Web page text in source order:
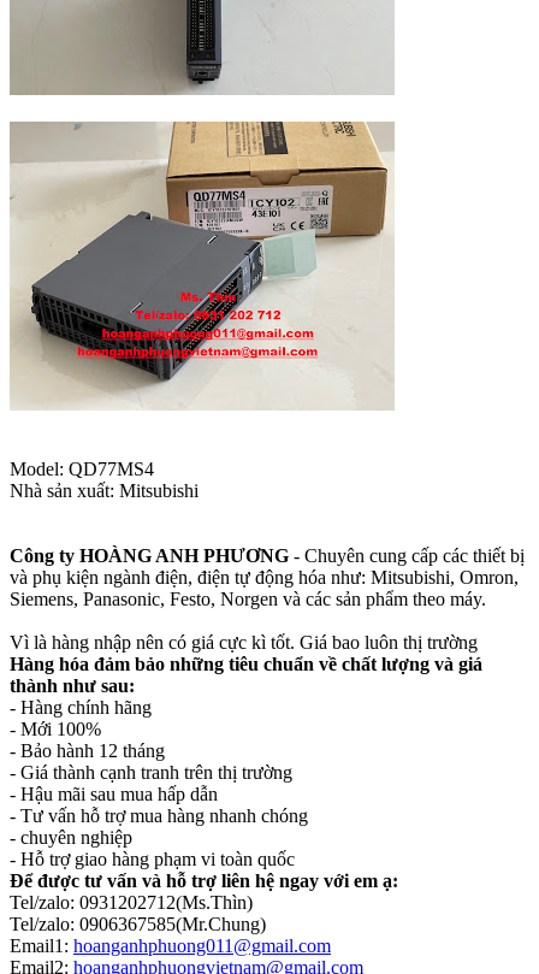
Model: QD77MS4
Nhà sản xuất: Mitsubishi
Công ty HOÀNG ANH PHƯƠNG - Chuyên cung cấp các thiết bị
và phụ kiện ngành điện, điện tự động hóa như: Mitsubishi, Omron,
Siemens, Panasonic, Festo, Norgen và các sản phẩm theo máy.
Vì là hàng nhập nên có giá cực kì tốt. Giá bao luôn thị trường
Hàng hóa đảm bảo những tiêu chuẩn về chất lượng và giá
thành như sau:
- Hàng chính hãng
- Mới 100%
- Bảo hành 12 tháng
- Giá thành cạnh tranh trên thị trường
- Hậu mãi sau mua hấp dẫn
- Tư vấn hỗ trợ mua hàng nhanh chóng
- chuyên nghiệp
- Hỗ trợ giao hàng phạm vi toàn quốc
Để được tư vấn và hỗ trợ liên hệ ngay với em ạ:
Tel/zalo: 0931202712(Ms.Thìn)
Tel/zalo: 0906367585(Mr.Chung)
Email1: hoanganhphuong011@gmail.com
Email2: hoanganhphuongvietnam@gmail.com